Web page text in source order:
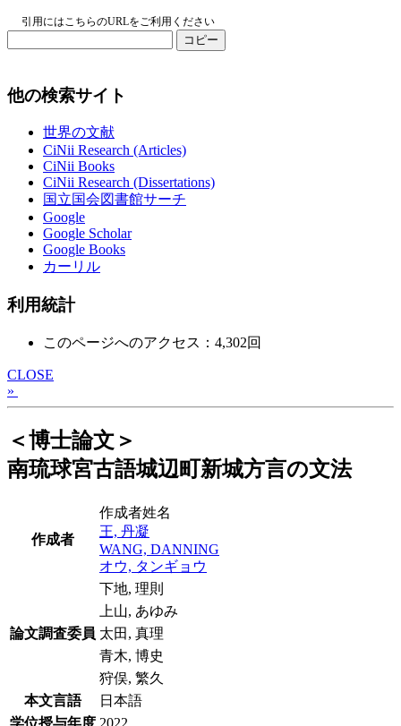
引用にはこちらのURLをご利用ください
コピー
他の検索サイト
世界の文献
CiNii Research (Articles)
CiNii Books
CiNii Research (Dissertations)
国立国会図書館サーチ
Google
Google Scholar
Google Books
カーリル
利用統計
このページへのアクセス：4,302回
CLOSE
»
＜博士論文＞
南琉球宮古語城辺町新城方言の文法
作成者
作成者姓名
王, 丹凝
WANG, DANNING
オウ, タンギョウ
論文調査委員
下地, 理則
上山, あゆみ
太田, 真理
青木, 博史
狩俣, 繁久
本文言語
日本語
学位授与年度 2022